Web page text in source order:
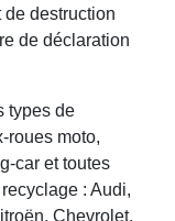
de destruction
de déclaration
types de
roues moto,
car et toutes
: Audi,
Chevrolet,